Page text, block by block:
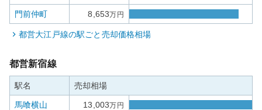
門前仲町 8,653万円
都営大江戸線の駅ごと売却価格相場
都営新宿線
駅名 売却相場
馬喰横山 13,003万円